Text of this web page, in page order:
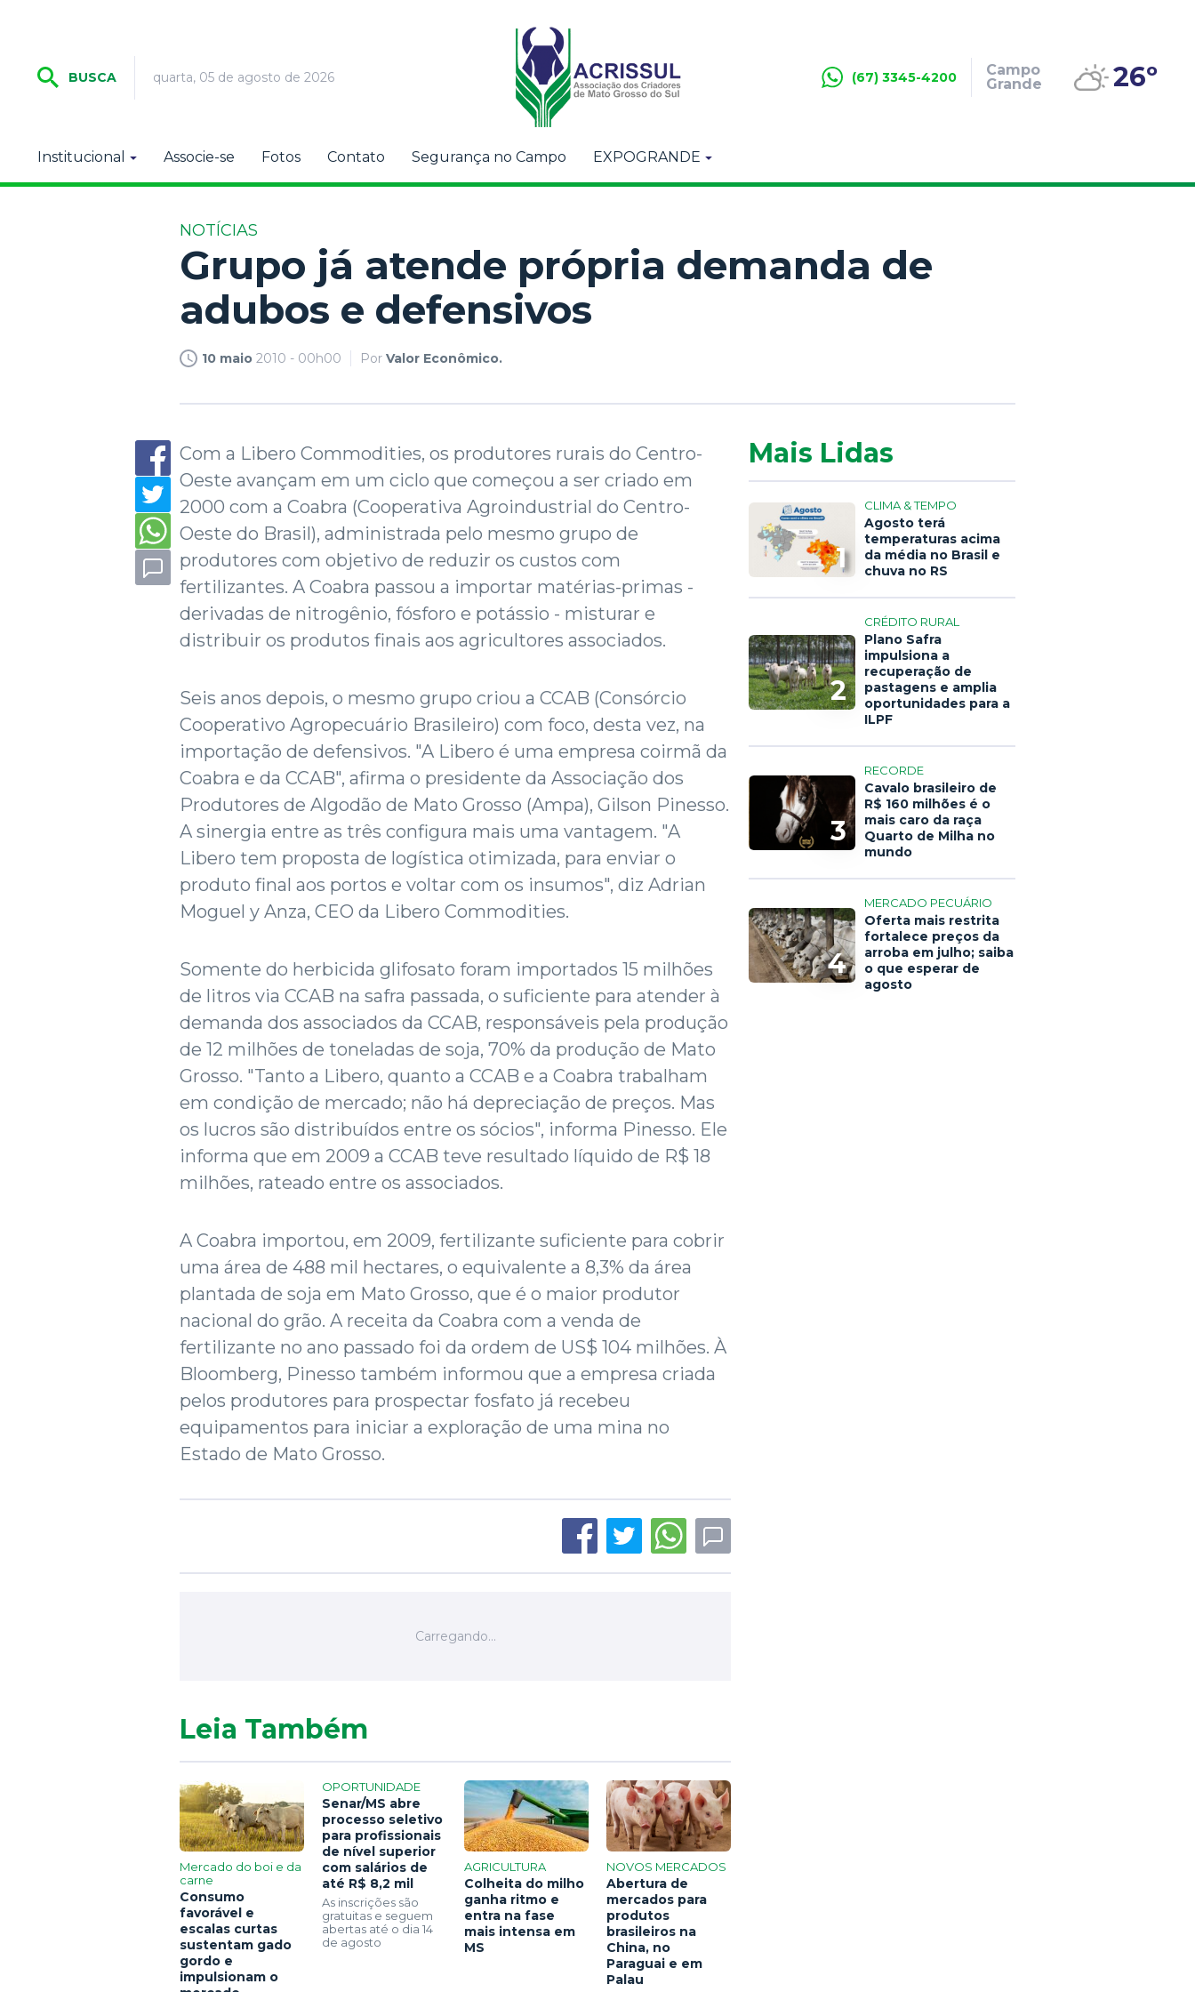
BUSCA quarta, 05 de agosto de 2026 (67) 3345-4200
Campo
Grande
26º
Institucional Associe-se Fotos Contato Segurança no Campo EXPOGRANDE
NOTÍCIAS
Grupo já atende própria demanda de
adubos e defensivos
10 maio 2010 - 00h00 Por Valor Econômico.
Com a Libero Commodities, os produtores rurais do Centro-
Oeste avançam em um ciclo que começou a ser criado em
2000 com a Coabra (Cooperativa Agroindustrial do Centro-
Oeste do Brasil), administrada pelo mesmo grupo de
produtores com objetivo de reduzir os custos com
fertilizantes. A Coabra passou a importar matérias-primas -
derivadas de nitrogênio, fósforo e potássio - misturar e
distribuir os produtos finais aos agricultores associados.
Seis anos depois, o mesmo grupo criou a CCAB (Consórcio
Cooperativo Agropecuário Brasileiro) com foco, desta vez, na
importação de defensivos. "A Libero é uma empresa coirmã da
Coabra e da CCAB", afirma o presidente da Associação dos
Produtores de Algodão de Mato Grosso (Ampa), Gilson Pinesso.
A sinergia entre as três configura mais uma vantagem. "A
Libero tem proposta de logística otimizada, para enviar o
produto final aos portos e voltar com os insumos", diz Adrian
Moguel y Anza, CEO da Libero Commodities.
Somente do herbicida glifosato foram importados 15 milhões
de litros via CCAB na safra passada, o suficiente para atender à
demanda dos associados da CCAB, responsáveis pela produção
de 12 milhões de toneladas de soja, 70% da produção de Mato
Grosso. "Tanto a Libero, quanto a CCAB e a Coabra trabalham
em condição de mercado; não há depreciação de preços. Mas
os lucros são distribuídos entre os sócios", informa Pinesso. Ele
informa que em 2009 a CCAB teve resultado líquido de R$ 18
milhões, rateado entre os associados.
A Coabra importou, em 2009, fertilizante suficiente para cobrir
uma área de 488 mil hectares, o equivalente a 8,3% da área
plantada de soja em Mato Grosso, que é o maior produtor
nacional do grão. A receita da Coabra com a venda de
fertilizante no ano passado foi da ordem de US$ 104 milhões. À
Bloomberg, Pinesso também informou que a empresa criada
pelos produtores para prospectar fosfato já recebeu
equipamentos para iniciar a exploração de uma mina no
Estado de Mato Grosso.
Mais Lidas
1
CLIMA & TEMPO
Agosto terá
temperaturas acima
da média no Brasil e
chuva no RS
2
CRÉDITO RURAL
Plano Safra
impulsiona a
recuperação de
pastagens e amplia
oportunidades para a
ILPF
3
RECORDE
Cavalo brasileiro de
R$ 160 milhões é o
mais caro da raça
Quarto de Milha no
mundo
4
MERCADO PECUÁRIO
Oferta mais restrita
fortalece preços da
arroba em julho; saiba
o que esperar de
agosto
Leia Também
Mercado do boi e da
carne
Consumo
favorável e
escalas curtas
sustentam gado
gordo e
impulsionam o
OPORTUNIDADE
Senar/MS abre
processo seletivo
para profissionais
de nível superior
com salários de
até R$ 8,2 mil
As inscrições são
gratuitas e seguem
abertas até o dia 14
de agosto
AGRICULTURA
Colheita do milho
ganha ritmo e
entra na fase
mais intensa em
MS
NOVOS MERCADOS
Abertura de
mercados para
produtos
brasileiros na
China, no
Paraguai e em
Palau